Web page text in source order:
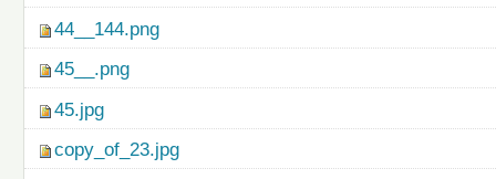
44__144.png
45__.png
45.jpg
copy_of_23.jpg